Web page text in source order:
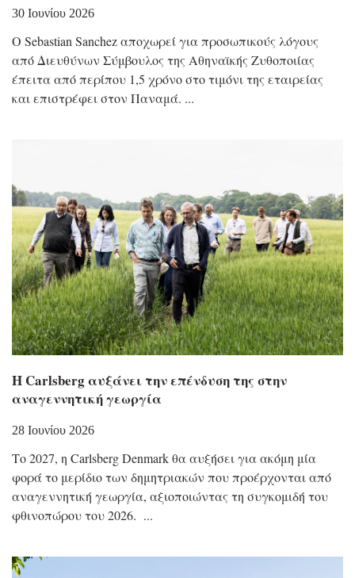
30 Ιουνίου 2026
Ο Sebastian Sanchez αποχωρεί για προσωπικούς λόγους
από Διευθύνων Σύμβουλος της Αθηναϊκής Ζυθοποιίας
έπειτα από περίπου 1,5 χρόνο στο τιμόνι της εταιρείας
και επιστρέφει στον Παναμά.
Η Carlsberg αυξάνει την επένδυση της στην
αναγεννητική γεωργία
28 Ιουνίου 2026
Το 2027, η Carlsberg Denmark θα αυξήσει για ακόμη μία
φορά το μερίδιο των δημητριακών που προέρχονται από
αναγεννητική γεωργία, αξιοποιώντας τη συγκομιδή του
φθινοπώρου του 2026.